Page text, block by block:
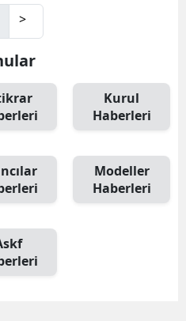
>
Kurul
Haberleri
Modeller
Haberleri